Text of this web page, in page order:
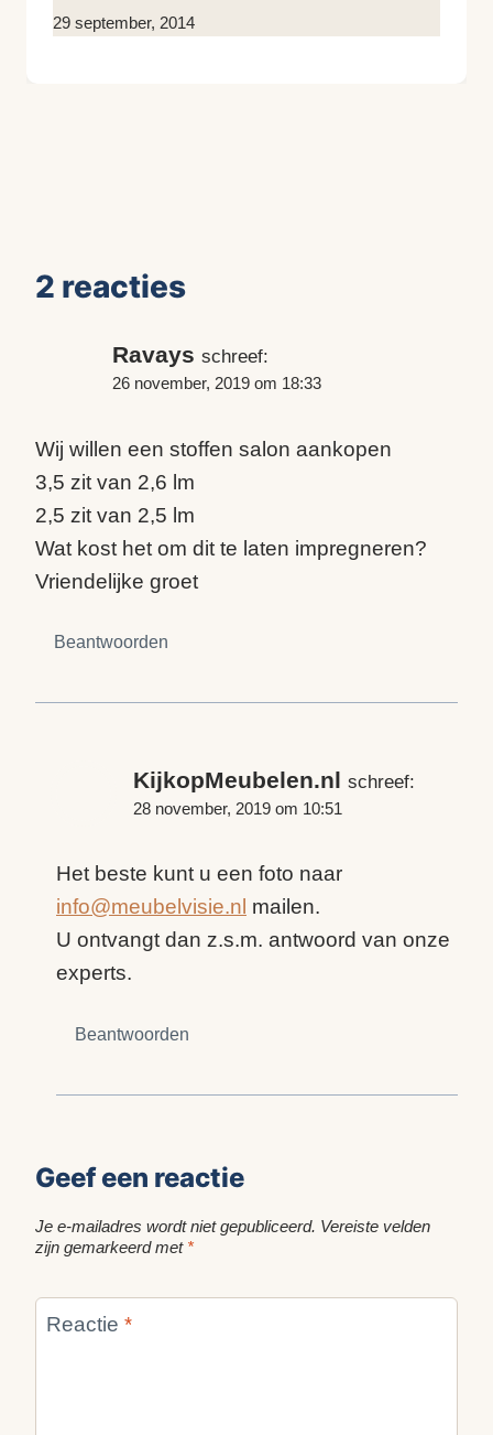
Door
29 september, 2014
2 reacties
Ravays schreef:
26 november, 2019 om 18:33
Wij willen een stoffen salon aankopen
3,5 zit van 2,6 lm
2,5 zit van 2,5 lm
Wat kost het om dit te laten impregneren?
Vriendelijke groet
Beantwoorden
KijkopMeubelen.nl schreef:
28 november, 2019 om 10:51
Het beste kunt u een foto naar
info@meubelvisie.nl mailen.
U ontvangt dan z.s.m. antwoord van onze
experts.
Beantwoorden
Geef een reactie
Je e-mailadres wordt niet gepubliceerd. Vereiste velden
zijn gemarkeerd met *
Reactie *